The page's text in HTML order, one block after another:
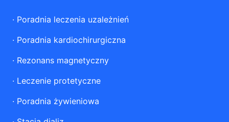
· Poradnia leczenia uzależnień
· Poradnia kardiochirurgiczna
· Rezonans magnetyczny
· Leczenie protetyczne
· Poradnia żywieniowa